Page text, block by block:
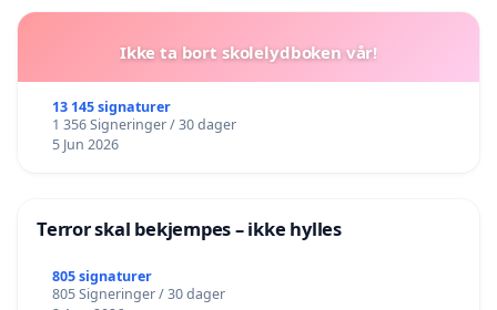
Ikke ta bort skolelydboken vår!
13 145 signaturer
1 356 Signeringer / 30 dager
5 Jun 2026
Terror skal bekjempes – ikke hylles
805 signaturer
805 Signeringer / 30 dager